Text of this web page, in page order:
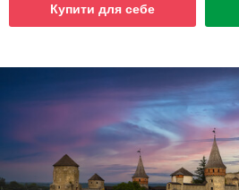
Купити для себе